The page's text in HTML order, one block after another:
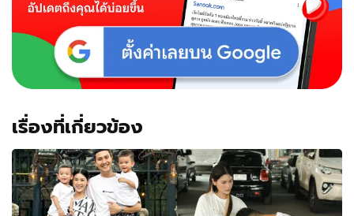
เรื่องที่เกี่ยวข้อง